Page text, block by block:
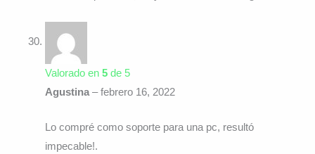
Valorado en 5de 5
Agustina – febrero 16, 2022
Lo compré como soporte para una pc, resultó
impecable!.